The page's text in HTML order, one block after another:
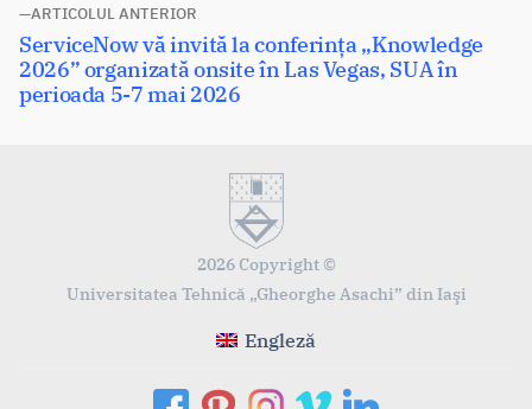
ARTICOLUL ANTERIOR
Articolul
anterior:
ServiceNow vă invită la conferința „Knowledge
2026” organizată onsite în Las Vegas, SUA în
perioada 5-7 mai 2026
2026 Copyright ©
Universitatea Tehnică „Gheorghe Asachi” din Iaşi
Engleză